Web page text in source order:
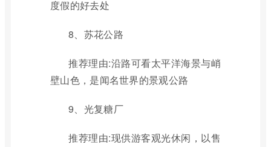
度假的好去处
8、苏花公路
推荐理由:沿路可看太平洋海景与峭
壁山色，是闻名世界的景观公路
9、光复糖厂
推荐理由:现供游客观光休闲，以售